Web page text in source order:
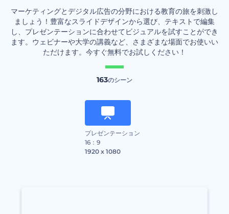
マーケティングとデジタル広告の分野における教育の旅を刺激し
ましょう！豊富なスライドデザインから選び、テキストで編集
し、プレゼンテーションに合わせてビジュアルを試すことができ
ます。ウェビナーや大学の講義など、さまざまな場面でお使いい
ただけます。今すぐ無料でお試しください！
163のシーン
プレゼンテーション
16：9
1920 x 1080